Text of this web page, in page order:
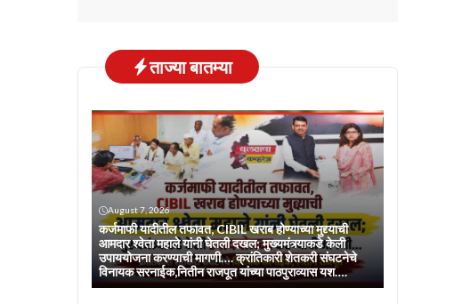
ताज्या बातम्या
August 7, 2026
कर्जमाफी यादीतील तफावत, CIBIL खराब होण्याच्या मुद्द्याची
आमदार श्वेता महाले यांनी घेतली दखल; मुख्यमंत्र्याकडे केली
उपाययोजना करण्याची मागणी…. क्रांतिकारी शेतकरी संघटनेचे
विनायक सरनाईक,नितीन राजपूत यांच्या पाठपुराव्यास यश….